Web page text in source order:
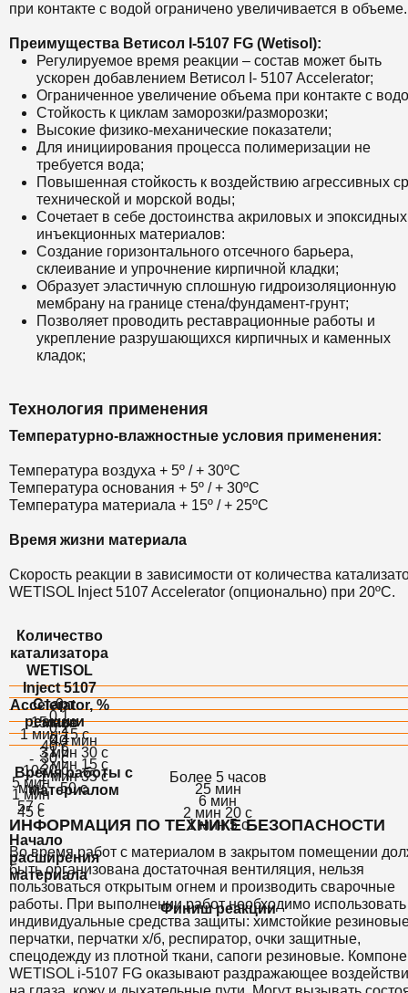
при контакте с водой ограничено увеличивается в объеме.
Преимущества Ветисол I-5107 FG (Wetisol):
Регулируемое время реакции – состав может быть
ускорен добавлением Ветисол I- 5107 Accelerator;
Ограниченное увеличение объема при контакте с
Стойкость к циклам заморозки/разморозки;
Высокие физико-механические показатели;
Для инициирования процесса полимеризации не
требуется вода;
Повышенная стойкость к воздействию агрессивных
технической и морской воды;
Сочетает в себе достоинства акриловых и эпоксидных
инъекционных материалов:
Создание горизонтального отсечного барьера,
склеивание и упрочнение кирпичной кладки;
Образует эластичную сплошную гидроизоляционную
мембрану на границе стена/фундамент-грунт;
Позволяет проводить реставрационные работы и
укрепление разрушающихся кирпичных и каменных
кладок;
Технология применения
Температурно-влажностные условия применения:
Температура воздуха + 5º / + 30ºС
Температура основания + 5º / + 30ºС
Температура материала + 15º / + 25ºС
Время жизни материала
Скорость реакции в зависимости от количества
WETISOL Inject 5107 Accelerator (опционально) при 20ºС.
Количество
катализатора
WETISOL
Inject 5107
Accelerator, %
масс
Старт
реакции
Время работы с
материалом
Начало
расширения
материала
Финиш реакции
0
15 мин
40 мин
-
Более 5 часов
0,1
1 мин 15 с
3 мин 30 с
10
мин
25 мин
0,2
40 с
2 мин 15 с
5 мин
6 мин
0,4
30 с
1 мин 35 с
1 мин
45 с
2 мин 20 с
1,0
20 с
50 с
57 с
1 мин 5 с
ИНФОРМАЦИЯ ПО ТЕХНИКЕ БЕЗОПАСНОСТИ
Во время работ с материалом в закрытом помещении
быть организована достаточная вентиляция, нельзя
пользоваться открытым огнем и производить сварочные
работы. При выполнении работ необходимо использовать
индивидуальные средства защиты: химстойкие
перчатки, перчатки х/б, респиратор, очки защитные,
спецодежду из плотной ткани, сапоги резиновые.
WETISOL i-5107 FG оказывают раздражающее